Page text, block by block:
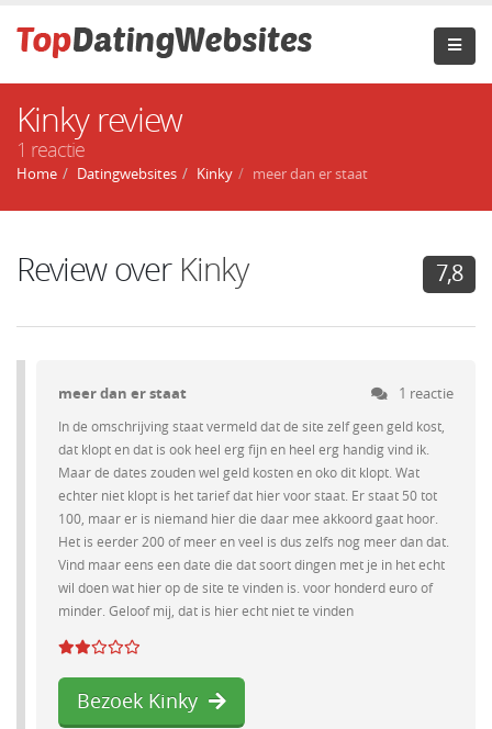
Kinky review
1 reactie
Home Datingwebsites Kinky meer dan er staat
Review over Kinky 7,8
meer dan er staat 1 reactie
In de omschrijving staat vermeld dat de site zelf geen geld kost,
dat klopt en dat is ook heel erg fijn en heel erg handig vind ik.
Maar de dates zouden wel geld kosten en oko dit klopt. Wat
echter niet klopt is het tarief dat hier voor staat. Er staat 50 tot
100, maar er is niemand hier die daar mee akkoord gaat hoor.
Het is eerder 200 of meer en veel is dus zelfs nog meer dan dat.
Vind maar eens een date die dat soort dingen met je in het echt
wil doen wat hier op de site te vinden is. voor honderd euro of
minder. Geloof mij, dat is hier echt niet te vinden
Bezoek Kinky